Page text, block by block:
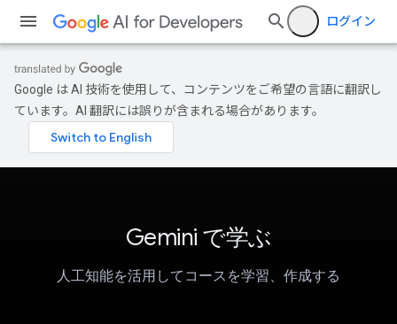
ログイン
Google は AI 技術を使用して、コンテンツをご希望の言語に翻訳し
ています。AI 翻訳には誤りが含まれる場合があります。
Gemini で学ぶ
人工知能を活用してコースを学習、作成する